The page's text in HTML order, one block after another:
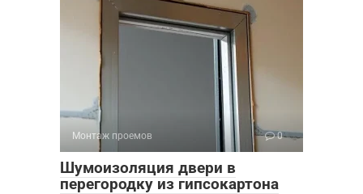
Монтаж проемов 0
Шумоизоляция двери в
перегородку из гипсокартона